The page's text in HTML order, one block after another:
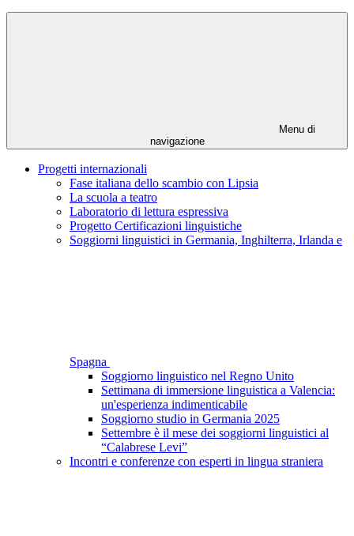
Menu di
navigazione
Progetti internazionali
Fase italiana dello scambio con Lipsia
La scuola a teatro
Laboratorio di lettura espressiva
Progetto Certificazioni linguistiche
Soggiorni linguistici in Germania, Inghilterra, Irlanda e
Spagna
Soggiorno linguistico nel Regno Unito
Settimana di immersione linguistica a Valencia:
un'esperienza indimenticabile
Soggiorno studio in Germania 2025
Settembre è il mese dei soggiorni linguistici al
“Calabrese Levi”
Incontri e conferenze con esperti in lingua straniera